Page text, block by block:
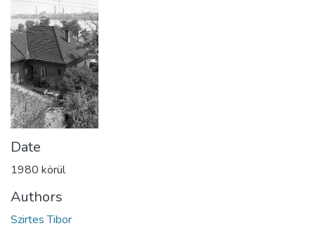
Date
1980 körül
Authors
Szirtes Tibor